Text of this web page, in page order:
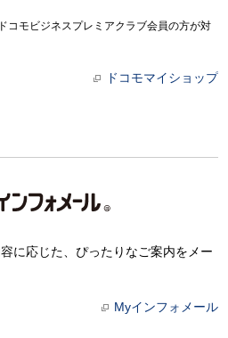
コモビジネスプレミアクラブ会員の方が対
ドコモマイショップ
に応じた、ぴったりなご案内をメー
Myインフォメール